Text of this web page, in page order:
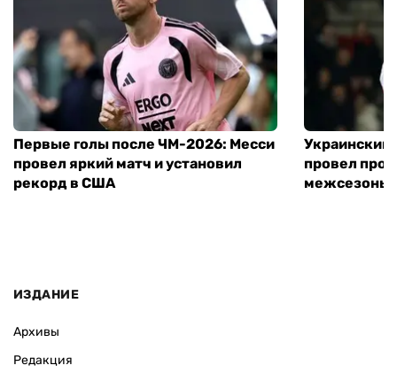
Первые голы после ЧМ-2026: Месси
провел яркий матч и установил
рекорд в США
Украинский
провел
межсезонье
ИЗДАНИЕ
Архивы
Редакция